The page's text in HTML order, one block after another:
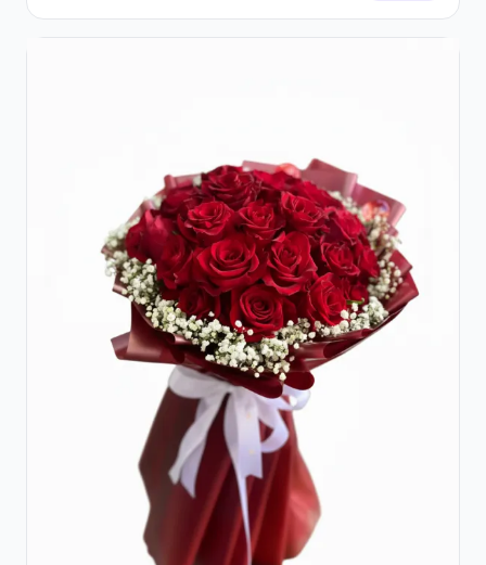
Hortensie și Crizanteme Crem